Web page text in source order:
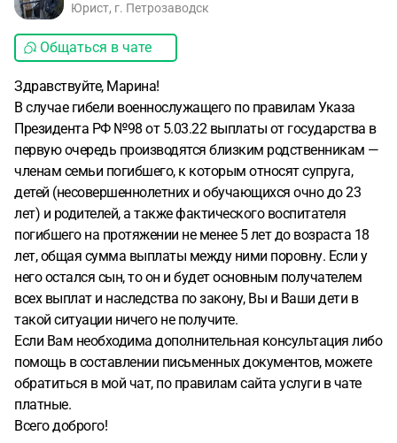
Юрист, г. Петрозаводск
Общаться в чате
Здравствуйте, Марина!
В случае гибели военнослужащего по правилам Указа
Президента РФ №98 от 5.03.22 выплаты от государства в
первую очередь производятся близким родственникам —
членам семьи погибшего, к которым относят супруга,
детей (несовершеннолетних и обучающихся очно до 23
лет) и родителей, а также фактического воспитателя
погибшего на протяжении не менее 5 лет до возраста 18
лет, общая сумма выплаты между ними поровну. Если у
него остался сын, то он и будет основным получателем
всех выплат и наследства по закону, Вы и Ваши дети в
такой ситуации ничего не получите.
Если Вам необходима дополнительная консультация либо
помощь в составлении письменных документов, можете
обратиться в мой чат, по правилам сайта услуги в чате
платные.
Всего доброго!